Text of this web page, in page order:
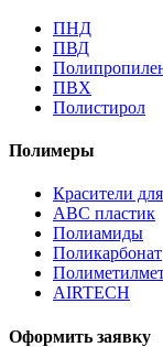
ПНД
ПВД
ПВХ
Полистирол
Полимеры
Красители
АВС пластик
Полиамиды
Поликарбонат
AIRTECH
Оформить заявку